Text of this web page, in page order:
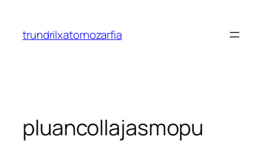
contenido
trundrilxatornozarfia
pluancollajasmopu